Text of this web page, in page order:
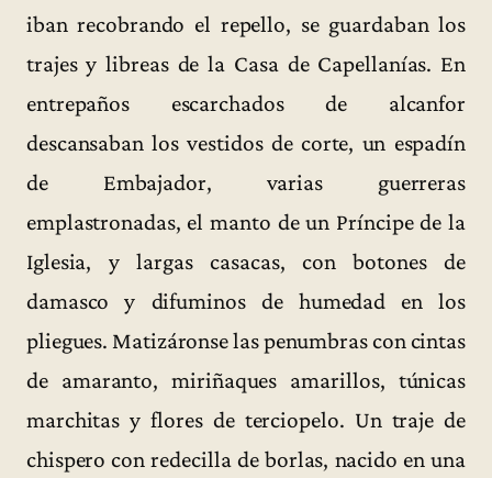
iban recobrando el repello, se guardaban los
trajes y libreas de la Casa de Capellanías. En
entrepaños escarchados de alcanfor
descansaban los vestidos de corte, un espadín
de Embajador, varias guerreras
emplastronadas, el manto de un Príncipe de la
Iglesia, y largas casacas, con botones de
damasco y difuminos de humedad en los
pliegues. Matizáronse las penumbras con cintas
de amaranto, miriñaques amarillos, túnicas
marchitas y flores de terciopelo. Un traje de
chispero con redecilla de borlas, nacido en una